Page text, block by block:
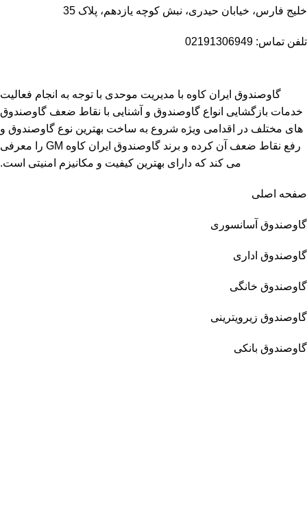
خلیج فارس، خیابان حیدری، نبش کوچه یازدهم، پلاک 35
تلفن تماس: 02191306949
گاوصندوق ایران کاوه با مدیریت موحدی با توجه به انجام فعالیت
خدمات بازگشایی انواع گاوصندوق و آشنایی با نقاط ضعف گاوصندوق
های مختلف در اقدامی ویژه شروع به ساخت بهترین نوع گاوصندوق و
رفع نقاط ضعف آن کرده و برند گاوصندوق ایران کاوه GM را معرفی
می کند که دارای بهترین کیفیت و مکانیزم امنیتی است.
صفحه اصلی
گاوصندوق آسانسوری
گاوصندوق اداری
گاوصندوق خانگی
گاوصندوق زیرویترینی
گاوصندوق بانکی